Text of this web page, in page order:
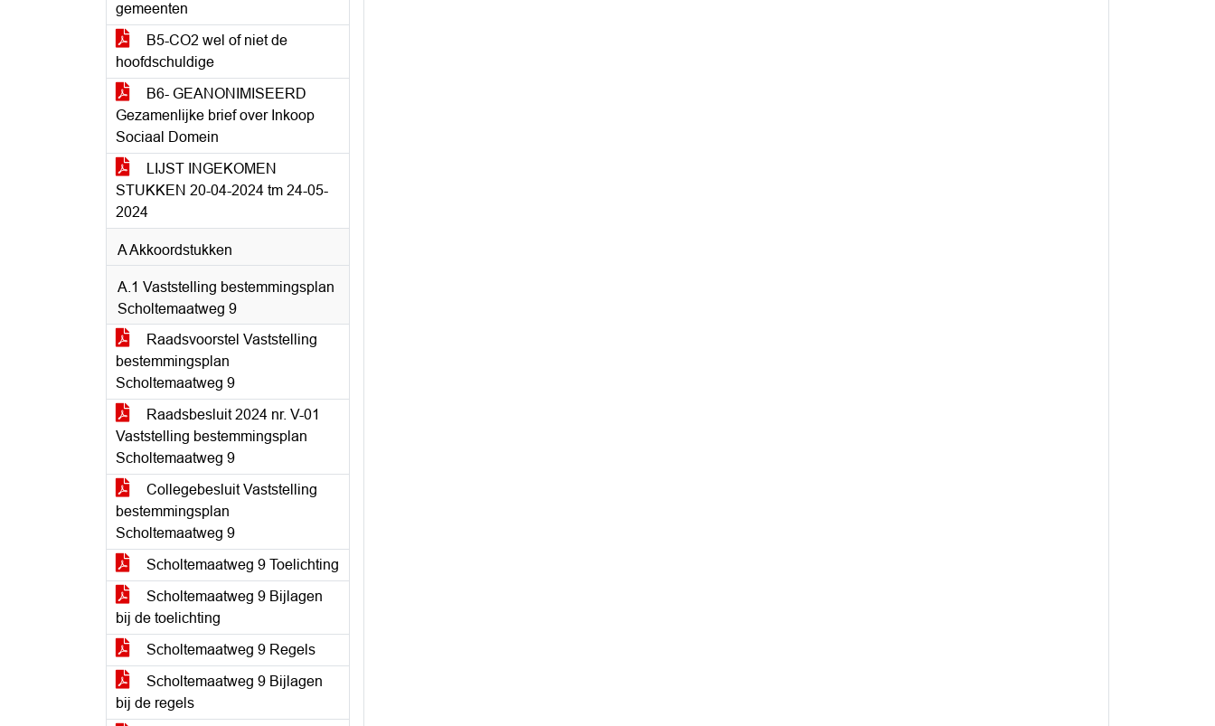
gemeenten
B5-CO2 wel of niet de
hoofdschuldige
B6- GEANONIMISEERD
Gezamenlijke brief over Inkoop
Sociaal Domein
LIJST INGEKOMEN
STUKKEN 20-04-2024 tm 24-05-
2024
A Akkoordstukken
A.1 Vaststelling bestemmingsplan
Scholtemaatweg 9
Raadsvoorstel Vaststelling
bestemmingsplan
Scholtemaatweg 9
Raadsbesluit 2024 nr. V-01
Vaststelling bestemmingsplan
Scholtemaatweg 9
Collegebesluit Vaststelling
bestemmingsplan
Scholtemaatweg 9
Scholtemaatweg 9 Toelichting
Scholtemaatweg 9 Bijlagen
bij de toelichting
Scholtemaatweg 9 Regels
Scholtemaatweg 9 Bijlagen
bij de regels